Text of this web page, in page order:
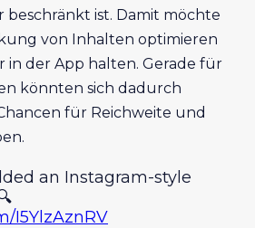
ist. Damit möchte
von Inhalten optimieren
der App halten. Gerade für
könnten sich dadurch
für Reichweite und
an Instagram-style
I5YlzAznRV